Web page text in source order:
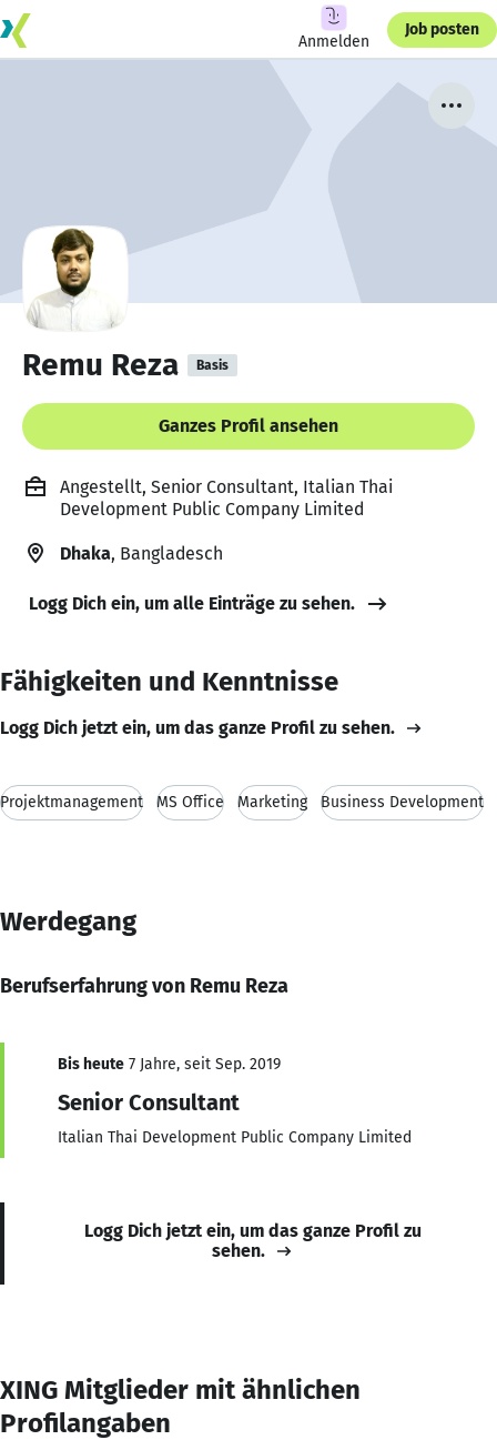
Anmelden
Job posten
Remu Reza Basis
Ganzes Profil ansehen
Angestellt, Senior Consultant, Italian Thai
Development Public Company Limited
Dhaka, Bangladesch
Logg Dich ein, um alle Einträge zu sehen.
Fähigkeiten und Kenntnisse
Logg Dich jetzt ein, um das ganze Profil zu sehen.
Projektmanagement MS Office Marketing Business Development
Werdegang
Berufserfahrung von Remu Reza
Bis heute 7 Jahre, seit Sep. 2019
Senior Consultant
Italian Thai Development Public Company Limited
Logg Dich jetzt ein, um das ganze Profil zu
sehen.
XING Mitglieder mit ähnlichen
Profilangaben